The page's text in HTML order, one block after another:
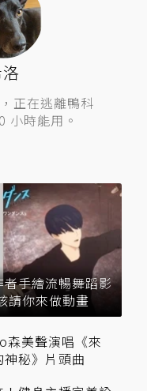
正在逃離鴨科
小時能用。
手繪流暢舞蹈影
請你來做動畫
美聲演唱《來
秘》片頭曲